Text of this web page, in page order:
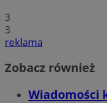
3
3
reklama
Zobacz również
Wiadomości